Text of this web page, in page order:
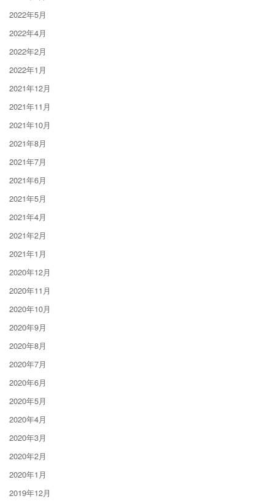
2022年5月
2022年4月
2022年2月
2022年1月
2021年12月
2021年11月
2021年10月
2021年8月
2021年7月
2021年6月
2021年5月
2021年4月
2021年2月
2021年1月
2020年12月
2020年11月
2020年10月
2020年9月
2020年8月
2020年7月
2020年6月
2020年5月
2020年4月
2020年3月
2020年2月
2020年1月
2019年12月